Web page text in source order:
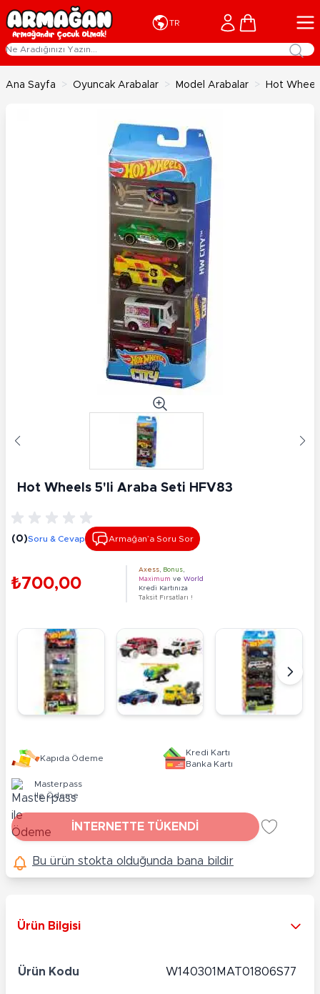
İçeriğe geç
TR Cart
Ana Sayfa > Oyuncak Arabalar > Model Arabalar > Hot
Hot Wheels 5'li Araba Seti HFV83
(0)Soru & Cevap Armağan’a Soru Sor
₺700,00
Axess Bonus
Maximum ve World
Kredi Kartınıza
Taksit Fırsatları !
Kapıda Ödeme
Kredi Kartı
Banka Kartı
Masterpass
ile Ödeme
İNTERNETTE TÜKENDİ
Bu ürün stokta olduğunda bana bildir
Ürün Bilgisi
Ürün Kodu W140301MAT01806S77